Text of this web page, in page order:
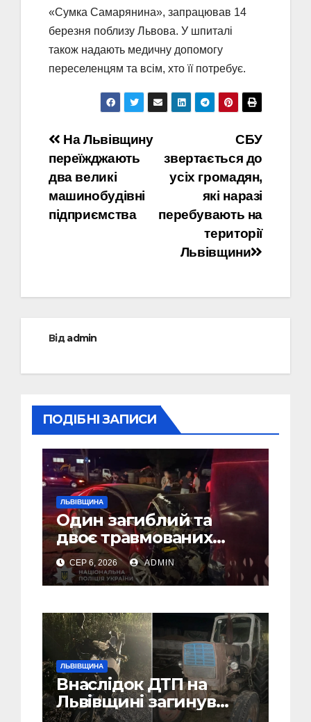
«Сумка Самарянина», запрацював 14
березня поблизу Львова. У шпиталі
також надають медичну допомогу
переселенцям та всім, хто її потребує.
Навігація
записів
СБУ
звертається до
усіх громадян,
які наразі
перебувають на
території
Львівщини
На Львівщину
переїжджають
два великі
машинобудівні
підприємства
Відadmin
ПОДІБНІ ЗАПИСИ
ЛЬВІВЩИНА
Один загиблий та
двоє травмованих
внаслідок ДТП на
Самбірщині
СЕР 6, 2026 ADMIN
ЛЬВІВЩИНА
Внаслідок ДТП на
Львівщині загинув